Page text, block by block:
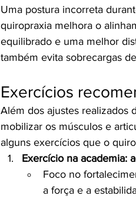
Uma postura incorreta
quiropraxia melhora o
equilibrado e uma melhor
também evita sobrecargas
Exercícios
Além dos ajustes realizados
mobilizar os músculos e
alguns exercícios que o
Exercício na academia:
Foco no
a força e a